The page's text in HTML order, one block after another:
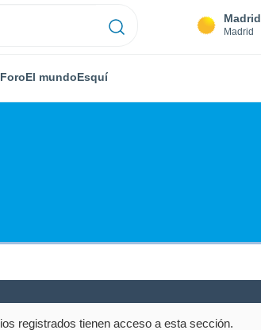
Madrid
Madrid
ForoEl mundoEsquí
registrados tienen acceso a esta sección.